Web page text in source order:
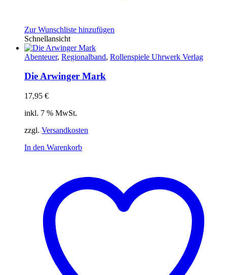
Zur Wunschliste hinzufügen
Schnellansicht
Abenteuer, Regionalband, Rollenspiele Uhrwerk Verlag
Die Arwinger Mark
17,95 €
inkl. 7 % MwSt.
zzgl. Versandkosten
In den Warenkorb